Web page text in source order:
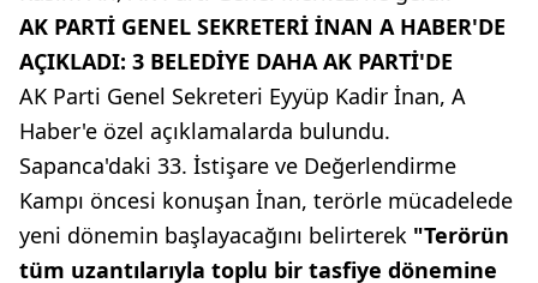
AK PARTİ GENEL SEKRETERİ İNAN A HABER'DE
AÇIKLADI: 3 BELEDİYE DAHA AK PARTİ'DE
AK Parti Genel Sekreteri Eyyüp Kadir İnan, A
Haber'e özel açıklamalarda bulundu.
Sapanca'daki 33. İstişare ve Değerlendirme
Kampı öncesi konuşan İnan, terörle mücadelede
yeni dönemin başlayacağını belirterek "Terörün
tüm uzantılarıyla toplu bir tasfiye dönemine